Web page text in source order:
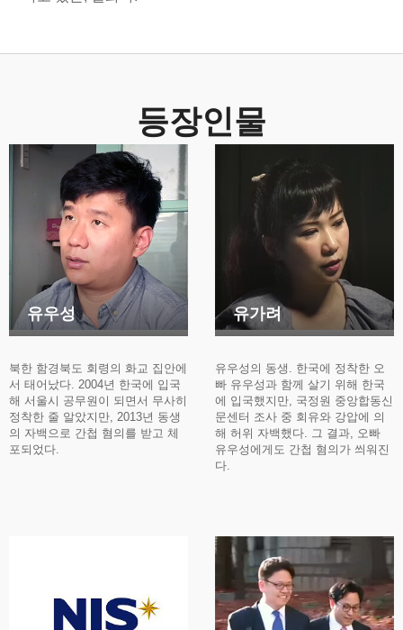
등장인물
유우성
북한 함경북도 회령의 화교 집안에
서 태어났다. 2004년 한국에 입국
해 서울시 공무원이 되면서 무사히
정착한 줄 알았지만, 2013년 동생
의 자백으로 간첩 혐의를 받고 체
포되었다.
유가려
유우성의 동생. 한국에 정착한 오
빠 유우성과 함께 살기 위해 한국
에 입국했지만, 국정원 중앙합동신
문센터 조사 중 회유와 강압에 의
해 허위 자백했다. 그 결과, 오빠
유우성에게도 간첩 혐의가 씌워진
다.